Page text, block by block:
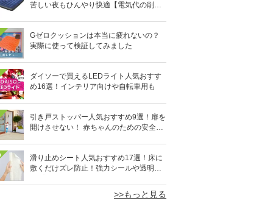
苦しい夜もひんやり快適【電気代の削減
Gゼロクッションは本当に疲れないの？
実際に使って検証してみました
ダイソーで買えるLEDライト人気おすす
め16選！インテリア向けや自転車用も
引き戸ストッパー人気おすすめ9選！扉を
開けさせない！ 赤ちゃんのための安全グ
滑り止めシート人気おすすめ17選！床に
敷くだけズレ防止！強力シールや透明タ
>>もっと見る